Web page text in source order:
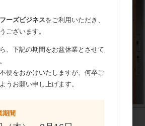
ーズビジネスをご利用いただき、
ございます。
、下記の期間をお盆休業とさせて
便をおかけいたしますが、何卒ご
うお願い申し上げます。
期間